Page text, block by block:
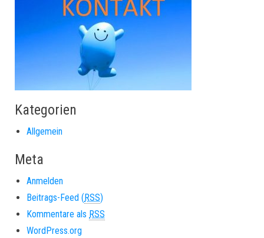
Kategorien
Allgemein
Meta
Anmelden
Beitrags-Feed (RSS)
Kommentare als RSS
WordPress.org